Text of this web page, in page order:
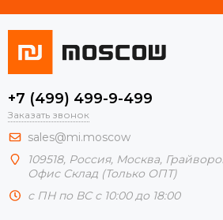
+7 (499) 499-9-499
Заказать звонок
sales@mi.moscow
109518, Россия, Москва,
Офис Склад (Только ОПТ)
с ПН по ВС с 10:00 до 18:00